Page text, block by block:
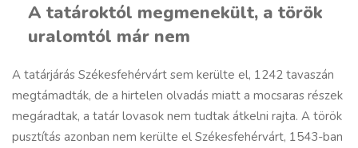
A tatároktól megmenekült, a török
uralomtól már nem
A tatárjárás Székesfehérvárt sem kerülte el, 1242 tavaszán
megtámadták, de a hirtelen olvadás miatt a mocsaras részek
megáradtak, a tatár lovasok nem tudtak átkelni rajta. A török
pusztítás azonban nem kerülte el Székesfehérvárt, 1543-ban